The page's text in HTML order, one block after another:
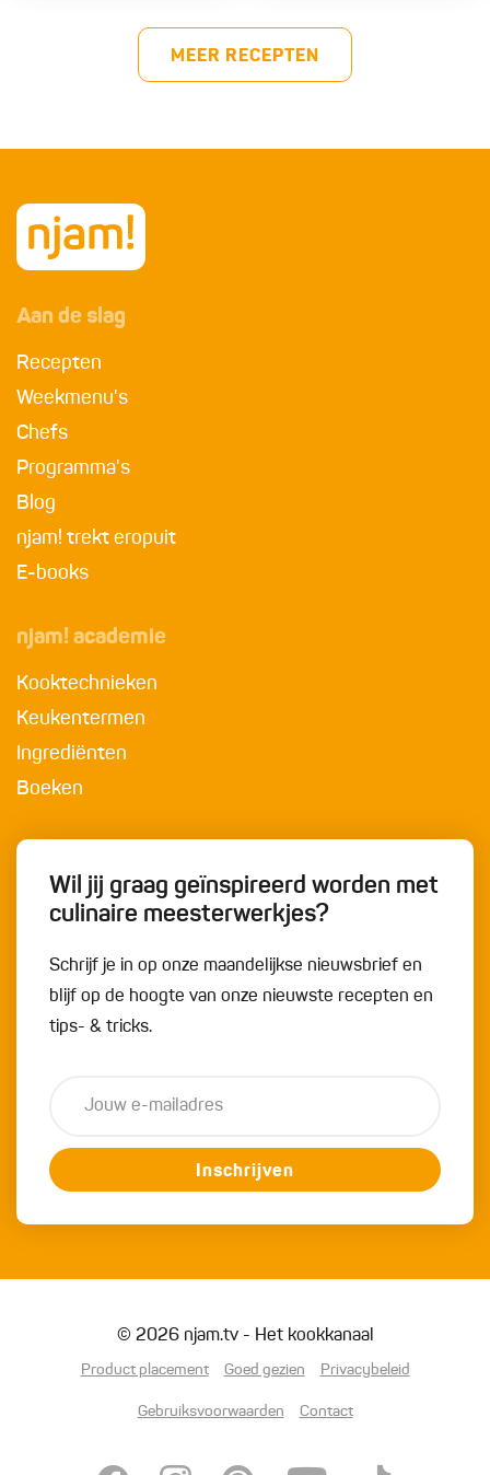
MEER RECEPTEN
Aan de slag
Recepten
Weekmenu's
Chefs
Programma's
Blog
njam! trekt eropuit
E-books
njam! academie
Kooktechnieken
Keukentermen
Ingrediënten
Boeken
Wil jij graag geïnspireerd worden met
culinaire meesterwerkjes?
Schrijf je in op onze maandelijkse nieuwsbrief en
blijf op de hoogte van onze nieuwste recepten en
tips- & tricks.
Inschrijven
© 2026 njam.tv - Het kookkanaal
Product placement Goed gezien Privacybeleid
Gebruiksvoorwaarden Contact